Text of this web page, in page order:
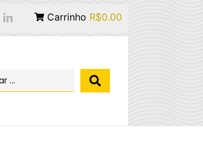
Carrinho R$0.00